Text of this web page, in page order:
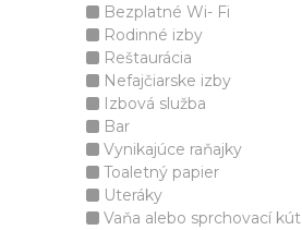
Bezplatné Wi- Fi
Rodinné izby
Reštaurácia
Nefajčiarske izby
Izbová služba
Bar
Vynikajúce raňajky
Toaletný papier
Uteráky
Vaňa alebo sprchovací kút